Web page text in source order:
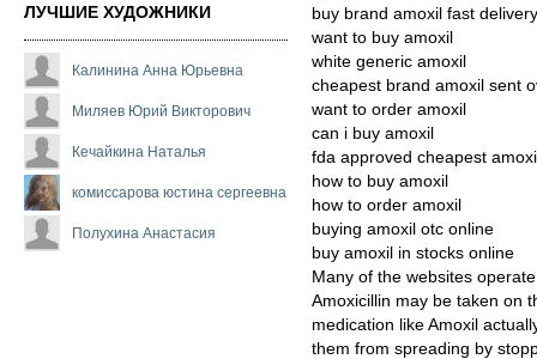
ЛУЧШИЕ ХУДОЖНИКИ
Калинина Анна Юрьевна
Миляев Юрий Викторович
Кечайкина Наталья
комиссарова юстина сергеевна
Полухина Анастасия
buy brand amoxil fast delivery
want to buy amoxil
white generic amoxil
cheapest brand amoxil sent
want to order amoxil
can i buy amoxil
fda approved cheapest
how to buy amoxil
how to order amoxil
buying amoxil otc online
buy amoxil in stocks online
Many of the websites
Amoxicillin may be taken on
medication like Amoxil
them from spreading by